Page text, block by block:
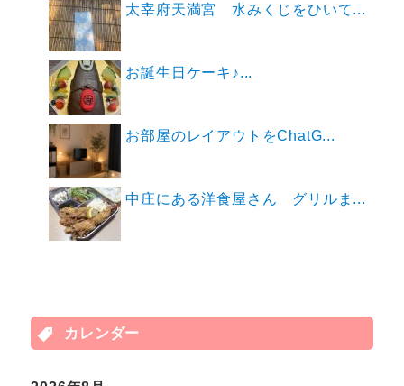
太宰府天満宮 水みくじをひいて...
お誕生日ケーキ♪...
お部屋のレイアウトをChatG...
中庄にある洋食屋さん グリルま...
カレンダー